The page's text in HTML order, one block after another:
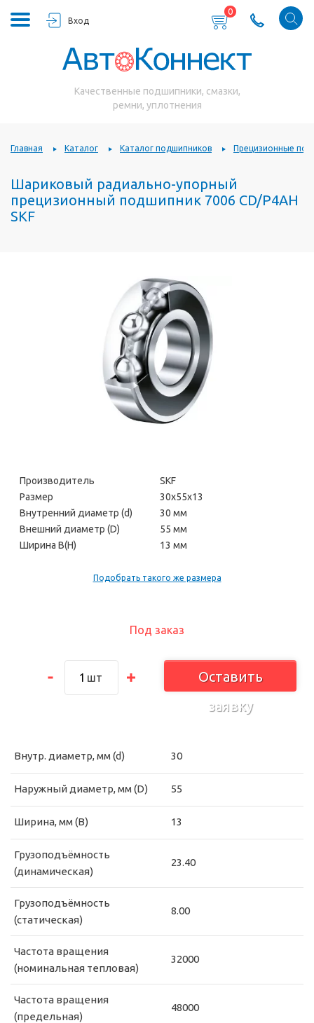
Вход
0
Качественные подшипники, смазки,
ремни, уплотнения
Главная Каталог Каталог подшипников Прецизионные
Шариковый радиально-упорный
прецизионный подшипник 7006 CD/P4AH
SKF
Под заказ
шт
Оставить
заявку
Производитель
SKF
Размер
30х55х13
Внутренний диаметр (d)
30 мм
Внешний диаметр (D)
55 мм
Ширина В(H)
13 мм
Подобрать такого же размера
Внутр. диаметр, мм (d) 30
Наружный диаметр, мм (D) 55
Ширина, мм (B) 13
Грузоподъёмность
(динамическая)
23.40
Грузоподъёмность
(статическая)
8.00
Частота вращения
(номинальная тепловая)
32000
Частота вращения
(предельная)
48000